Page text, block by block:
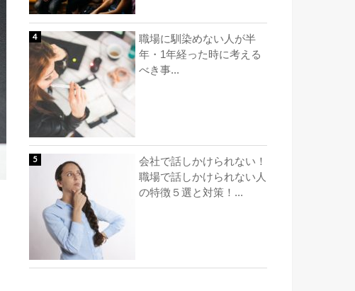
職場に馴染めない人が半
年・1年経った時に考える
べき事...
会社で話しかけられない！
職場で話しかけられない人
の特徴５選と対策！...